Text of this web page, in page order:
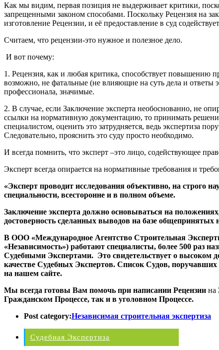
Как мы видим, первая позиция не выдерживает критики,
запрещенными законом способами. Поскольку Рецензия на
изготовление Рецензии, и её предоставление в суд
Считаем, что рецензии-это нужное и полезное дело.
И вот почему:
1. Рецензия, как и любая критика, способствует повышению
возможно, не фатальные (не влияющие на суть дела и ответы
профессионала, значимые.
2. В случае, если Заключение эксперта необоснованно, не
ссылки на нормативную документацию, то принимать
специалистом, оценить это затрудняется, ведь экспертиза
Следовательно, прояснить это суду просто необходимо.
И всегда помнить, что эксперт –это лицо, содействующее
Эксперт всегда опирается на нормативные требования и
«Эксперт проводит исследования объективно, на строго
специальности, всесторонне и в полном объеме.
Заключение эксперта должно основываться на
достоверность сделанных выводов на базе
В ООО «Международное Агентство Строительная
«Независимость») работают специалисты, более 500 раз
Судебными Экспертами. Это свидетельствует о высоком
качестве Судебных Экспертов. Список Судов,
на нашем сайте.
Мы всегда готовы Вам помочь при написании Рецензии на
Гражданском Процессе, так и в уголовном Процессе.
Post category:Независимая строительная экспертиза
Судебная Экспертиза